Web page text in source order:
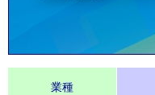
業種